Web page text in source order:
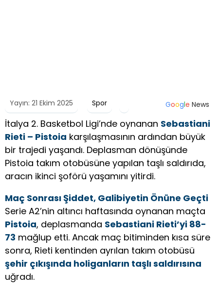
Yayın: 21 Ekim 2025 Spor Google News
İtalya 2. Basketbol Ligi’nde oynanan Sebastiani
Rieti – Pistoia karşılaşmasının ardından büyük
bir trajedi yaşandı. Deplasman dönüşünde
Pistoia takım otobüsüne yapılan taşlı saldırıda,
aracın ikinci şoförü yaşamını yitirdi.
Maç Sonrası Şiddet, Galibiyetin Önüne Geçti
Serie A2’nin altıncı haftasında oynanan maçta
Pistoia, deplasmanda Sebastiani Rieti’yi 88-
73 mağlup etti. Ancak maç bitiminden kısa süre
sonra, Rieti kentinden ayrılan takım otobüsü
şehir çıkışında holiganların taşlı saldırısına
uğradı.